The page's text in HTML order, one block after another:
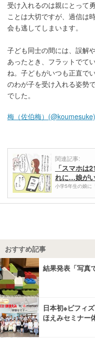
受け入れるのは親にとって
ことは大切ですが、過信は
会も逃してしまいます。
子ども同士の間には、誤解
あったとき、フラットでて
ね。子どもがいつも正直で
のわが子を受け入れる姿勢
でした。
梅（佐伯梅）
関連記事:
「スマホは
れに…娘が
小学5年生の娘に
おすすめ記事
結果発表「写真
日本初※ビフィ
ほえみセミナー